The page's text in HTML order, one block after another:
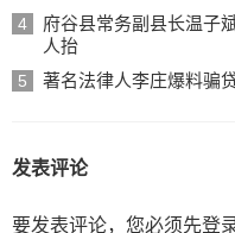
4
府谷县常务副县长温子
人抬
5 著名法律人李庄爆料骗
发表评论
要发表评论，您必须先登